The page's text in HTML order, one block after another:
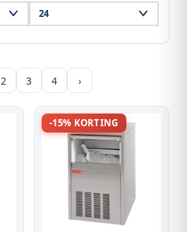
2 3 4 ›
-15% KORTING